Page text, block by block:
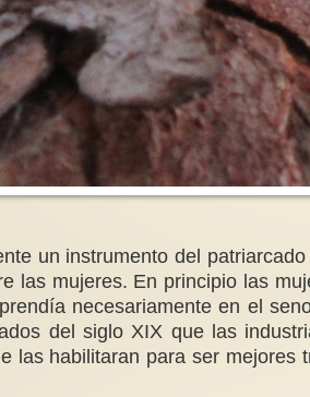
un instrumento del
las mujeres. En principio las
necesariamente en el
del siglo XIX que las
las habilitaran para ser